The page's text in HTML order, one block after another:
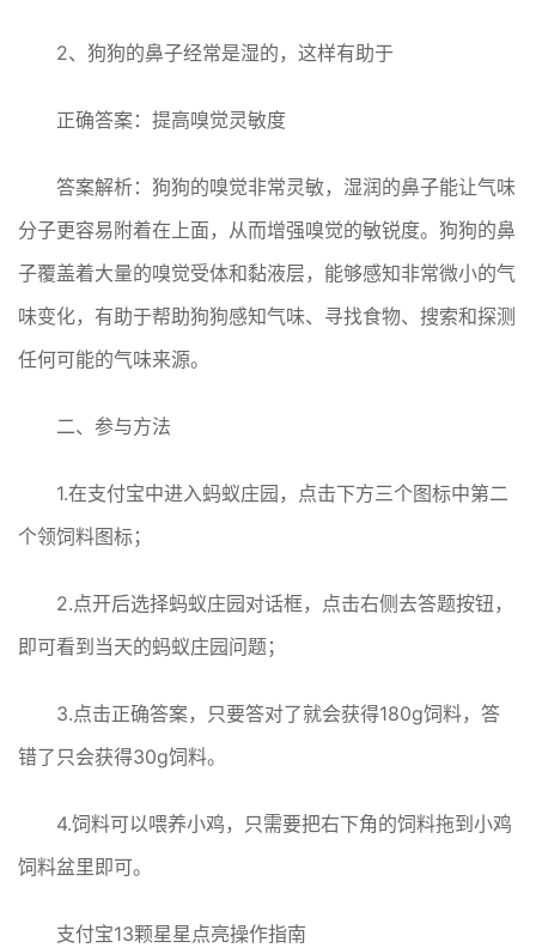
2、狗狗的鼻子经常是湿的，这样有助于
正确答案：提高嗅觉灵敏度
答案解析：狗狗的嗅觉非常灵敏，湿润的鼻子能让气味
分子更容易附着在上面，从而增强嗅觉的敏锐度。狗狗的鼻
子覆盖着大量的嗅觉受体和黏液层，能够感知非常微小的气
味变化，有助于帮助狗狗感知气味、寻找食物、搜索和探测
任何可能的气味来源。
二、参与方法
1.在支付宝中进入蚂蚁庄园，点击下方三个图标中第二
个领饲料图标；
2.点开后选择蚂蚁庄园对话框，点击右侧去答题按钮，
即可看到当天的蚂蚁庄园问题；
3.点击正确答案，只要答对了就会获得180g饲料，答
错了只会获得30g饲料。
4.饲料可以喂养小鸡，只需要把右下角的饲料拖到小鸡
饲料盆里即可。
支付宝13颗星星点亮操作指南